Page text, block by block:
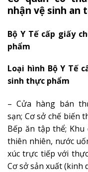
nhận vệ sinh an
Bộ Y Tế cấp giấy
phẩm
Loại hình Bộ Y Tế
sinh thực phẩm
– Cửa hàng bán
sạn; Cơ sở chế biến
Bếp ăn tập thể; Khu
thiên nhiên, nước
xúc trực tiếp với
Cơ sở sản xuất (kinh